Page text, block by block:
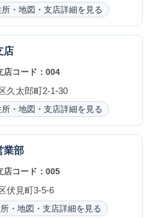
所・地図・支店詳細を見る
店
店コード：004
久太郎町2-1-30
所・地図・支店詳細を見る
業部
店コード：005
伏見町3-5-6
・地図・支店詳細を見る